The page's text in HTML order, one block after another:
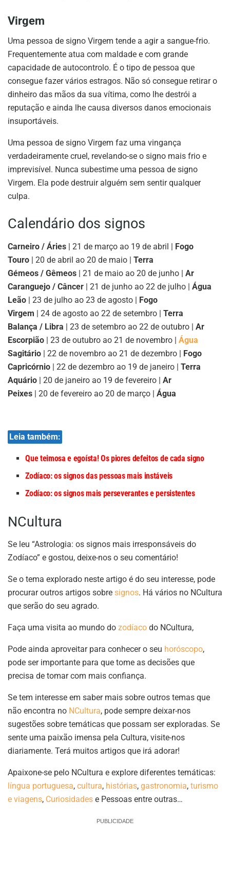
Virgem
Uma pessoa de signo Virgem tende a agir a sangue-frio.
Frequentemente atua com maldade e com grande
capacidade de autocontrolo. É o tipo de pessoa que
consegue fazer vários estragos. Não só consegue retirar o
dinheiro das mãos da sua vítima, como lhe destrói a
reputação e ainda lhe causa diversos danos emocionais
insuportáveis.
Uma pessoa de signo Virgem faz uma vingança
verdadeiramente cruel, revelando-se o signo mais frio e
imprevisível. Nunca subestime uma pessoa de signo
Virgem. Ela pode destruir alguém sem sentir qualquer
culpa.
Calendário dos signos
Carneiro / Áries | 21 de março ao 19 de abril | Fogo
Touro | 20 de abril ao 20 de maio | Terra
Gémeos / Gêmeos | 21 de maio ao 20 de junho | Ar
Caranguejo / Câncer | 21 de junho ao 22 de julho | Água
Leão | 23 de julho ao 23 de agosto | Fogo
Virgem | 24 de agosto ao 22 de setembro | Terra
Balança / Libra | 23 de setembro ao 22 de outubro | Ar
Escorpião | 23 de outubro ao 21 de novembro | Água
Sagitário | 22 de novembro ao 21 de dezembro | Fogo
Capricórnio | 22 de dezembro ao 19 de janeiro | Terra
Aquário | 20 de janeiro ao 19 de fevereiro | Ar
Peixes | 20 de fevereiro ao 20 de março | Água
Leia também:
Que teimosa e egoísta! Os piores defeitos de cada signo
Zodíaco: os signos das pessoas mais instáveis
Zodíaco: os signos mais perseverantes e persistentes
NCultura
Se leu “Astrologia: os signos mais irresponsáveis do
Zodíaco” e gostou, deixe-nos o seu comentário!
Se o tema explorado neste artigo é do seu interesse, pode
procurar outros artigos sobre signos. Há vários no NCultura
que serão do seu agrado.
Faça uma visita ao mundo do zodíaco do NCultura,
Pode ainda aproveitar para conhecer o seu horóscopo,
pode ser importante para que tome as decisões que
precisa de tomar com mais confiança.
Se tem interesse em saber mais sobre outros temas que
não encontra no NCultura, pode sempre deixar-nos
sugestões sobre temáticas que possam ser exploradas. Se
sente uma paixão imensa pela Cultura, visite-nos
diariamente. Terá muitos artigos que irá adorar!
Apaixone-se pelo NCultura e explore diferentes temáticas:
língua portuguesa, cultura, histórias, gastronomia, turismo
e viagens, Curiosidades e Pessoas entre outras…
PUBLICIDADE